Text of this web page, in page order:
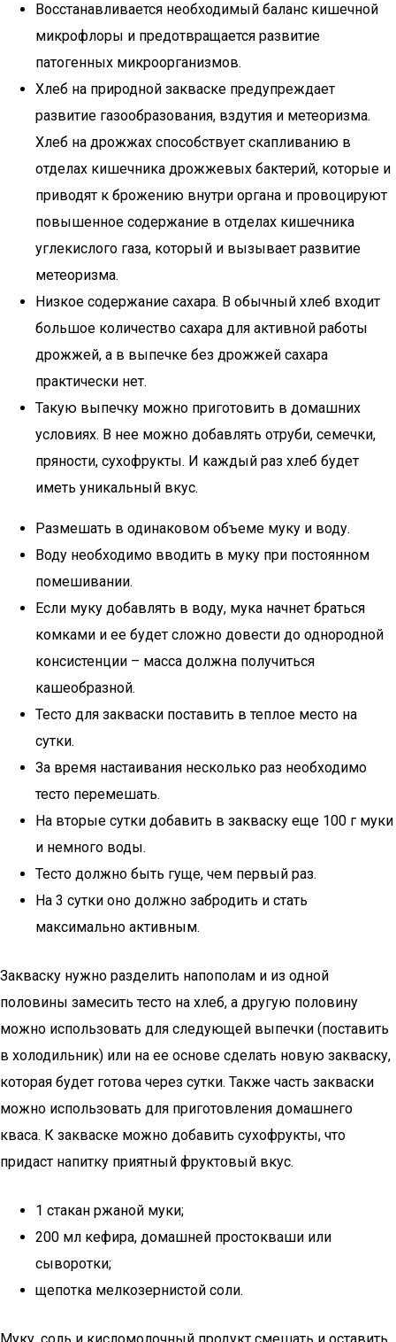
Восстанавливается необходимый баланс кишечной
микрофлоры и предотвращается развитие
патогенных микроорганизмов.
Хлеб на природной закваске предупреждает
развитие газообразования, вздутия и метеоризма.
Хлеб на дрожжах способствует скапливанию в
отделах кишечника дрожжевых бактерий, которые и
приводят к брожению внутри органа и провоцируют
повышенное содержание в отделах кишечника
углекислого газа, который и вызывает развитие
метеоризма.
Низкое содержание сахара. В обычный хлеб входит
большое количество сахара для активной работы
дрожжей, а в выпечке без дрожжей сахара
практически нет.
Такую выпечку можно приготовить в домашних
условиях. В нее можно добавлять отруби, семечки,
пряности, сухофрукты. И каждый раз хлеб будет
иметь уникальный вкус.
Размешать в одинаковом объеме муку и воду.
Воду необходимо вводить в муку при постоянном
помешивании.
Если муку добавлять в воду, мука начнет браться
комками и ее будет сложно довести до однородной
консистенции – масса должна получиться
кашеобразной.
Тесто для закваски поставить в теплое место на
сутки.
За время настаивания несколько раз необходимо
тесто перемешать.
На вторые сутки добавить в закваску еще 100 г муки
и немного воды.
Тесто должно быть гуще, чем первый раз.
На 3 сутки оно должно забродить и стать
максимально активным.
Закваску нужно разделить напополам и из одной
половины замесить тесто на хлеб, а другую половину
можно использовать для следующей выпечки (поставить
в холодильник) или на ее основе сделать новую закваску,
которая будет готова через сутки. Также часть закваски
можно использовать для приготовления домашнего
кваса. К закваске можно добавить сухофрукты, что
придаст напитку приятный фруктовый вкус.
1 стакан ржаной муки;
200 мл кефира, домашней простокваши или
сыворотки;
щепотка мелкозернистой соли.